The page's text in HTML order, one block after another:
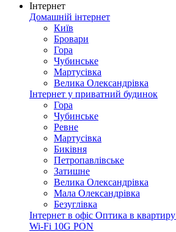
Інтернет
Домашній інтернет
Київ
Бровари
Гора
Чубинське
Мартусівка
Велика Олександрівка
Інтернет у приватний будинок
Гора
Чубинське
Ревне
Мартусівка
Биківня
Петропавлівське
Затишне
Велика Олександрівка
Мала Олександрівка
Безуглівка
Інтернет в офіс Оптика в квартиру
Wi-Fi 10G PON